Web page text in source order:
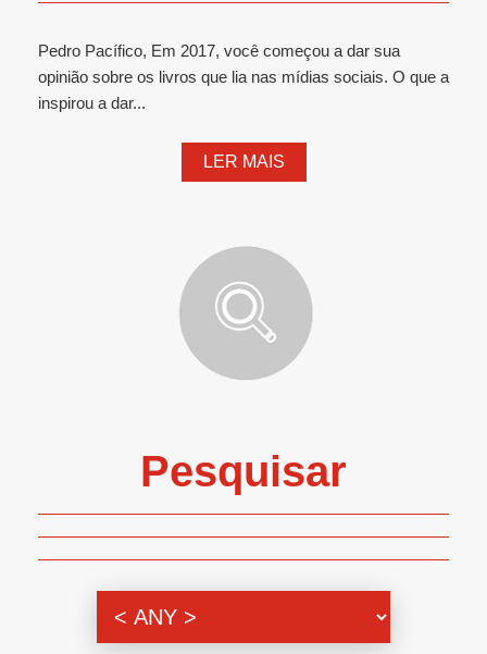
Pedro Pacífico, Em 2017, você começou a dar sua
opinião sobre os livros que lia nas mídias sociais. O que a
inspirou a dar...
LER MAIS
Pesquisar